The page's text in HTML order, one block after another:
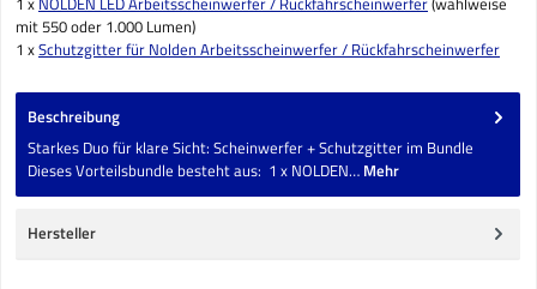
mit 550 oder 1.000 Lumen)
1 xSchutzgitter für Nolden Arbeitsscheinwerfer / Rückfahrscheinwerfer
Beschreibung
Starkes Duo für klare Sicht: Scheinwerfer + Schutzgitter im Bundle
Dieses Vorteilsbundle besteht aus: 1 x NOLDEN… Mehr
Hersteller